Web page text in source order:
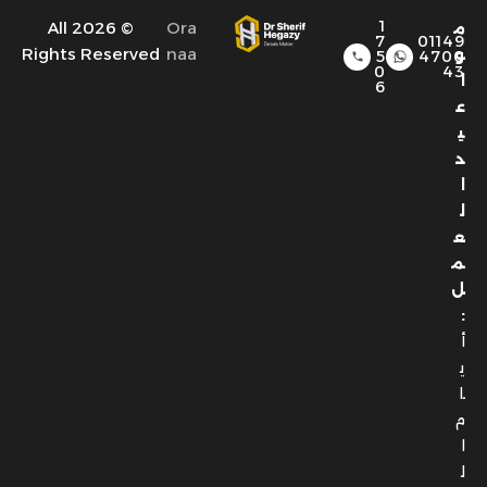
م
و
ا
ع
ي
د
ل
ع
م
ل
:
أ
ي
ا
م
ا
ل
01149
4700
43
1
7
5
0
6
Ora
naa
© 2026 All
Rights Reserved